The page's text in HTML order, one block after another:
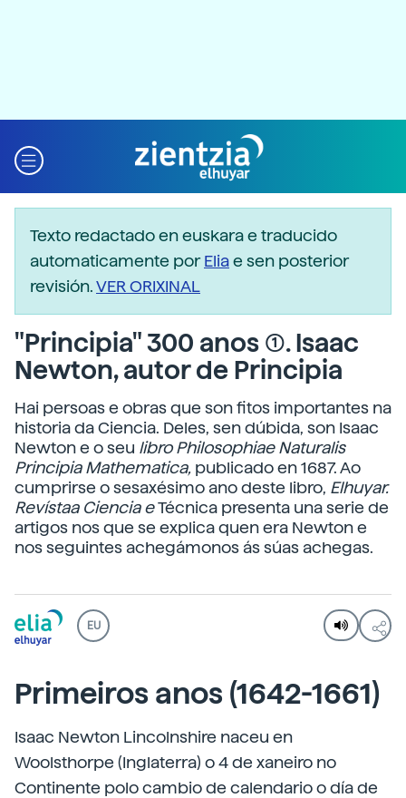
Texto redactado en euskara e traducido
automaticamente porEliae sen posterior
revisión.VER ORIXINAL
"Principia" 300 anos (1). Isaac
Newton, autor de Principia
Hai persoas e obras que son fitos importantes na
historia da Ciencia. Deles, sen dúbida, son Isaac
Newton e o seu libro Philosophiae Naturalis
Principia Mathematica, publicado en 1687. Ao
cumprirse o sesaxésimo ano deste libro, Elhuyar.
Revístaa Ciencia eTécnica presenta una serie de
artigos nos que se explica quen era Newton e
nos seguintes achegámonos ás súas achegas.
EU
Primeiros anos (1642-1661)
Isaac Newton Lincolnshire naceu en
Woolsthorpe (Inglaterra) o 4 de xaneiro no
Continente polo cambio de calendario o día de